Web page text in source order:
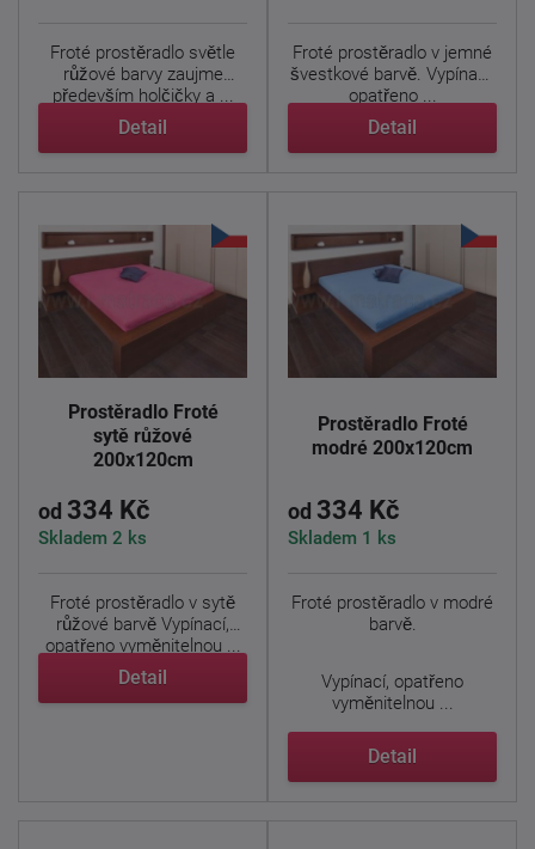
Froté prostěradlo světle
růžové barvy zaujme
především holčičky a ...
Detail
Froté prostěradlo v jemné
švestkové barvě. Vypínací,
opatřeno ...
Detail
Prostěradlo Froté
sytě růžové
200x120cm
od 334 Kč
Skladem 2 ks
Froté prostěradlo v sytě
růžové barvě Vypínací,
opatřeno vyměnitelnou ...
Detail
Prostěradlo Froté
modré 200x120cm
od 334 Kč
Skladem 1 ks
Froté prostěradlo v modré
barvě.
Vypínací, opatřeno
vyměnitelnou ...
Detail